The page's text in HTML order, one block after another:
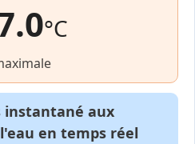
°C
instantané aux
en temps réel